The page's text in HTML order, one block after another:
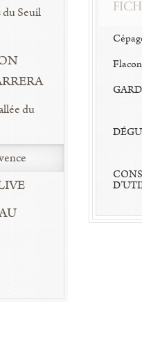
du Seuil
du